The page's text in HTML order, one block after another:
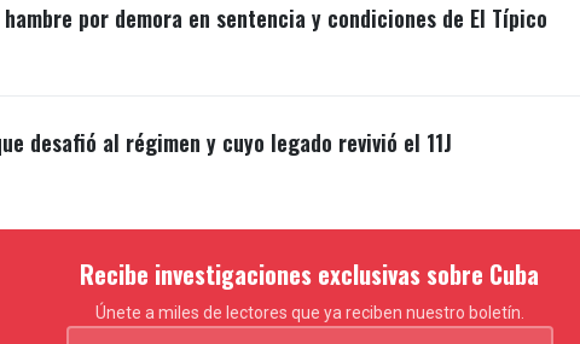
por demora en sentencia y condiciones de El Típico
desafió al régimen y cuyo legado revivió el 11J
Recibe investigaciones exclusivas sobre Cuba
Únete a miles de lectores que ya reciben nuestro boletín.